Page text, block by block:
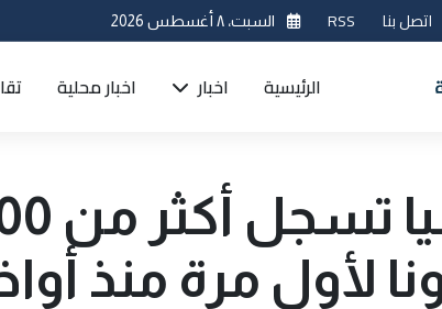
اتصل بنا RSS السبت، ٨ أغسطس 2026
الرئيسية اخبار اخبار محلية
لأول مرة منذ